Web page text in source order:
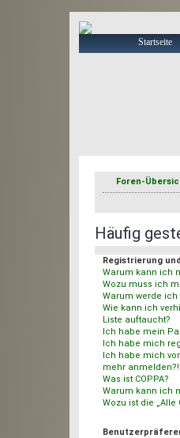
Startseite
Foren-
Häufig
Registrierung
Warum kann ich
Wozu muss ich
Warum werde
Wie kann ich
Liste auftaucht?
Ich habe mein
Ich habe mich
Ich habe mich
mehr anmelden?!
Was ist COPPA?
Warum kann ich
Wozu ist die „Alle